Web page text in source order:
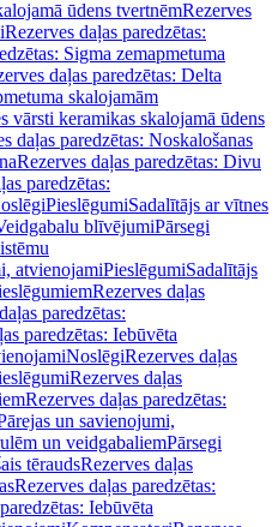
ūdens tvertnēmRezerves
Rezerves daļas paredzētas:
Sigma zemapmetuma
daļas paredzētas: Delta
skalojamām
vārsti keramikas skalojamā ūdens
daļas paredzētas: Noskalošanas
Rezerves daļas paredzētas: Divu
paredzētas:
PieslēgumiSadalītājs ar vītnes
blīvējumiPārsegi
atvienojamiPieslēgumiSadalītājs
Rezerves daļas
paredzētas:
paredzētas: Iebūvēta
NoslēgiRezerves daļas
Rezerves daļas
Rezerves daļas paredzētas:
un savienojumi,
un veidgabaliemPārsegi
tēraudsRezerves daļas
Rezerves daļas paredzētas:
Iebūvēta